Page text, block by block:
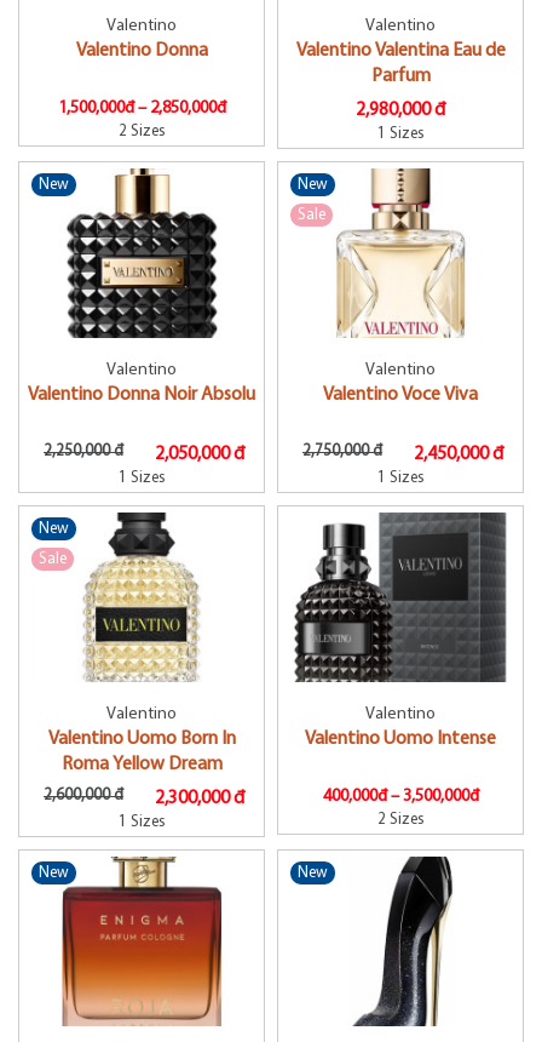
Valentino
Valentino Donna
1,500,000đ – 2,850,000đ
2 Sizes
Valentino
Valentino Valentina Eau de
Parfum
2,980,000 đ
1 Sizes
Valentino
Valentino Donna Noir Absolu
2,250,000 đ 2,050,000 đ
1 Sizes
New
Valentino
Valentino Voce Viva
2,750,000 đ 2,450,000 đ
1 Sizes
New
Sale
Valentino
Valentino Uomo Born In
Roma Yellow Dream
2,600,000 đ 2,300,000 đ
1 Sizes
New
Sale
Valentino
Valentino Uomo Intense
400,000đ –3,500,000đ
2 Sizes
New New